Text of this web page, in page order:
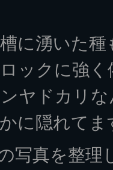
に湧いた
ックに強
ヤドカリ
に隠れてま
写真を整